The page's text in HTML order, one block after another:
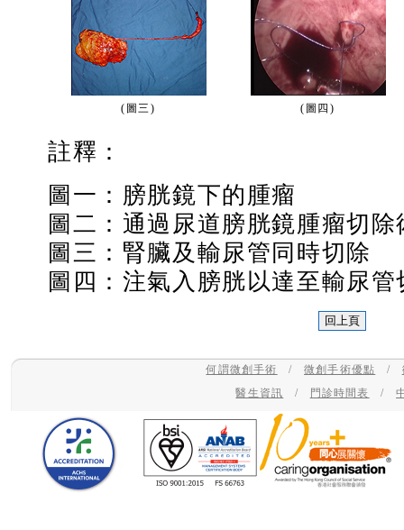
(圖三) (圖四)
註釋：
圖一：膀胱鏡下的腫瘤
圖二：通過尿道膀胱鏡腫瘤切除
圖三：腎臟及輸尿管同時切除
圖四：注氣入膀胱以達至輸尿管
何謂微創手術 /微創手術優點 /
醫生資訊 / 門診時間表 /